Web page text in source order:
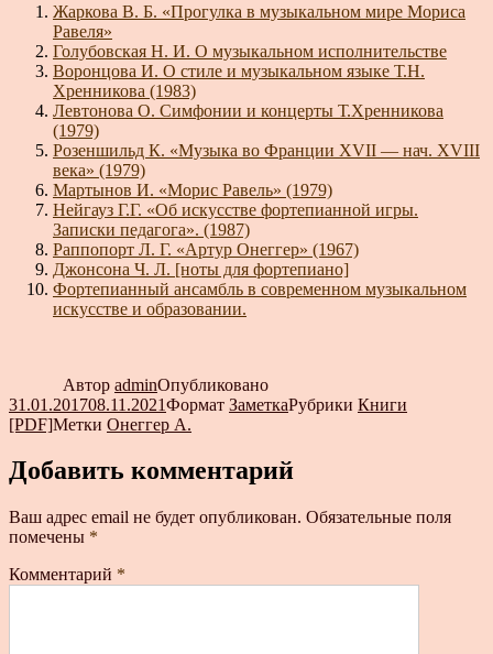
Жаркова В. Б. «Прогулка в музыкальном мире Мориса
Равеля»
Голубовская Н. И. О музыкальном исполнительстве
Воронцова И. О стиле и музыкальном языке Т.Н.
Хренникова (1983)
Левтонова О. Симфонии и концерты Т.Хренникова
(1979)
Розеншильд К. «Музыка во Франции XVII — нач. XVIII
века» (1979)
Мартынов И. «Морис Равель» (1979)
Нейгауз Г.Г. «Об искусстве фортепианной игры.
Записки педагога». (1987)
Раппопорт Л. Г. «Артур Онеггер» (1967)
Джонсона Ч. Л. [ноты для фортепиано]
Фортепианный ансамбль в современном музыкальном
искусстве и образовании.
Автор adminОпубликовано
31.01.201708.11.2021Формат ЗаметкаРубрики Книги
[PDF]Метки Онеггер А.
Добавить комментарий
Ваш адрес email не будет опубликован. Обязательные поля
помечены *
Комментарий *